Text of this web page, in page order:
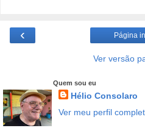
‹ Página
Ver versão
Quem sou eu
Hélio Consolaro
Ver meu perfil